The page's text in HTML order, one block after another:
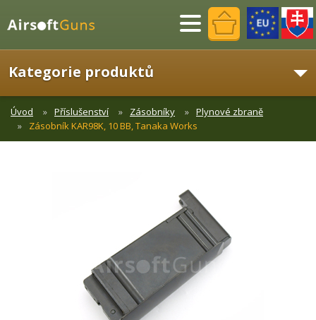
Menu
Kategorie produktů
Úvod Příslušenství Zásobníky
Plynové zbraně
Zásobník KAR98K, 10 BB, Tanaka Works